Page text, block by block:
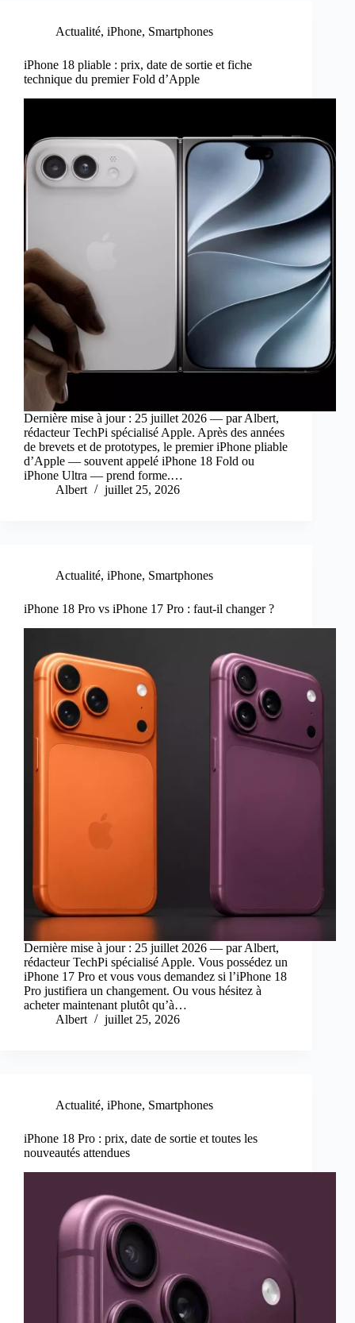
Actualité, iPhone, Smartphones
iPhone 18 pliable : prix, date de sortie et fiche
technique du premier Fold d’Apple
Dernière mise à jour : 25 juillet 2026 — par Albert,
rédacteur TechPi spécialisé Apple. Après des années
de brevets et de prototypes, le premier iPhone pliable
d’Apple — souvent appelé iPhone 18 Fold ou
iPhone Ultra — prend forme.…
Albert
juillet 25, 2026
Actualité, iPhone, Smartphones
iPhone 18 Pro vs iPhone 17 Pro : faut-il changer ?
Dernière mise à jour : 25 juillet 2026 — par Albert,
rédacteur TechPi spécialisé Apple. Vous possédez un
iPhone 17 Pro et vous vous demandez si l’iPhone 18
Pro justifiera un changement. Ou vous hésitez à
acheter maintenant plutôt qu’à…
Albert
juillet 25, 2026
Actualité, iPhone, Smartphones
iPhone 18 Pro : prix, date de sortie et toutes les
nouveautés attendues